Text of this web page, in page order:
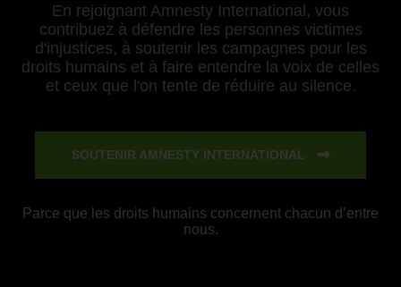
En rejoignant Amnesty International, vous
contribuez à défendre les personnes victimes
d'injustices, à soutenir les campagnes pour les
droits humains et à faire entendre la voix de celles
et ceux que l'on tente de réduire au silence.
SOUTENIR AMNESTY INTERNATIONAL
Parce que les droits humains concernent chacun d’entre
nous.